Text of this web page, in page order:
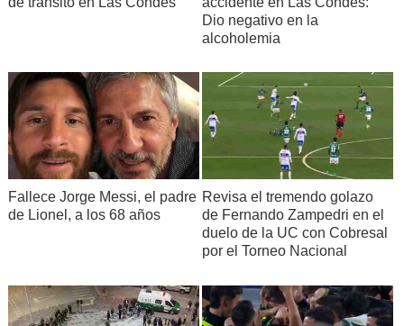
Dio negativo en la
alcoholemia
Fallece Jorge Messi, el padre
de Lionel, a los 68 años
Revisa el tremendo golazo
de Fernando Zampedri en el
duelo de la UC con Cobresal
por el Torneo Nacional